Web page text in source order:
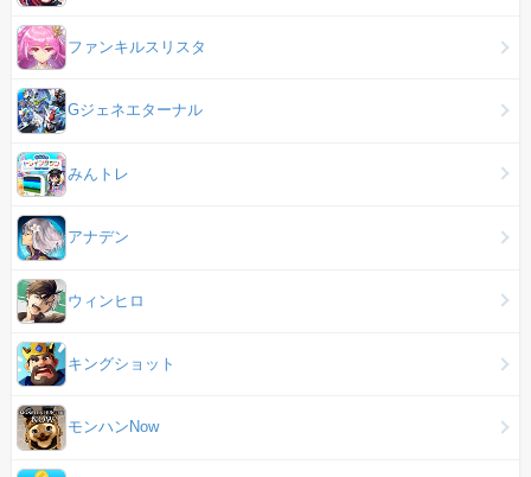
ファンキルスリスタ
Gジェネエターナル
みんトレ
アナデン
ウィンヒロ
キングショット
モンハンNow